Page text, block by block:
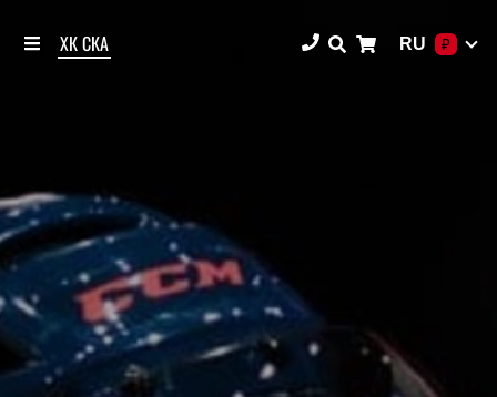
ХК СКА RU ₽